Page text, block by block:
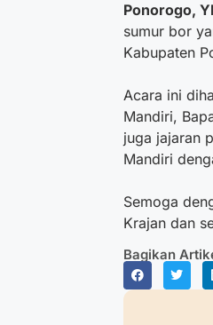
Ponorogo,
sumur bor
Kabupaten
Acara ini
Mandiri,
juga jajaran
Mandiri
Semoga
Krajan dan
Bagikan